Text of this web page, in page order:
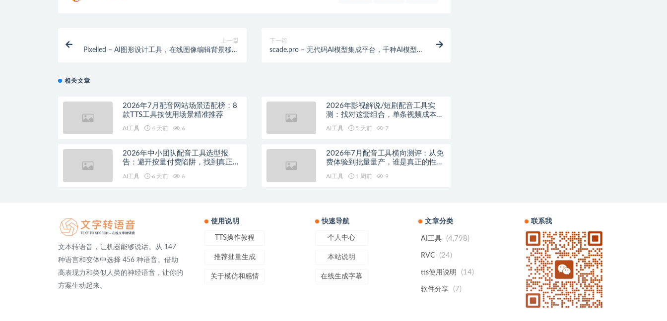
上一篇
Pixelied – AI图形设计工具，在线图像编辑背景移除
下一篇
scade.pro – 无代码AI模型集成平台，千种AI模型快
相关文章
2026年7月配音网站场景适配榜：8
款TTS工具按使用场景精准推荐
AI工具 4 天前 6
2026年影视解说/短剧配音工具实
测：找对这套组合，单条视频成本直
AI工具 5 天前 7
2026年中小团队配音工具选型报
告：避开按量付费陷阱，找到真正的
AI工具 6 天前 6
2026年7月配音工具横向测评：从免
费体验到批量量产，谁是真正的性价
AI工具 1 周前 9
文本转语音，让机器能够说话。从 147
种语言和变体中选择 456 种语音。借助
高表现力和类似人类的神经语音，让你的
方案生动起来。
使用说明
TTS操作教程
推荐批量生成
关于模仿和感情
快速导航
个人中心
本站说明
在线生成字幕
文章分类
AI工具 (4,798)
RVC (24)
tts使用说明 (14)
软件分享 (7)
联系我